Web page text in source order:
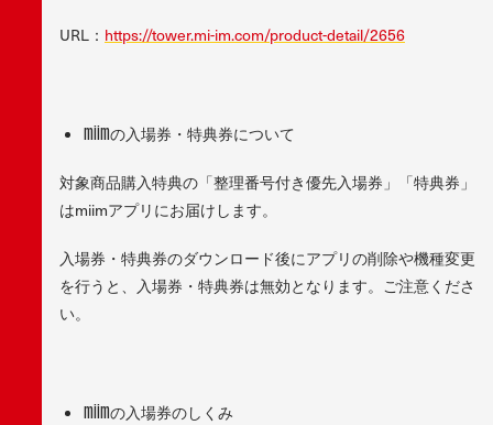
URL： https://tower.mi-im.com/product-detail/2656
miimの入場券・特典券について
対象商品購入特典の「整理番号付き優先入場券」「特典券」
はmiimアプリにお届けします。
入場券・特典券のダウンロード後にアプリの削除や機種変更
を行うと、入場券・特典券は無効となります。ご注意くださ
い。
miimの入場券のしくみ